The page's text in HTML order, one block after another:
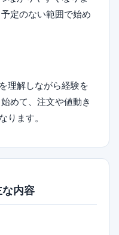
定のない範囲で始め
理解しながら経験を
めて、注文や値動き
ります。
内容